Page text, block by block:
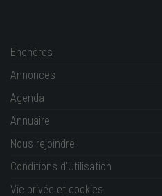
Enchères
Annonces
Agenda
Annuaire
Nous rejoindre
Conditions d'Utilisation
Vie privée et cookies